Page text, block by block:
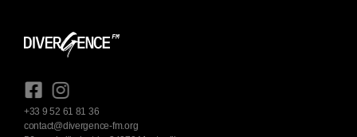
+33 9 52 61 81 36
contact@divergence-fm.org